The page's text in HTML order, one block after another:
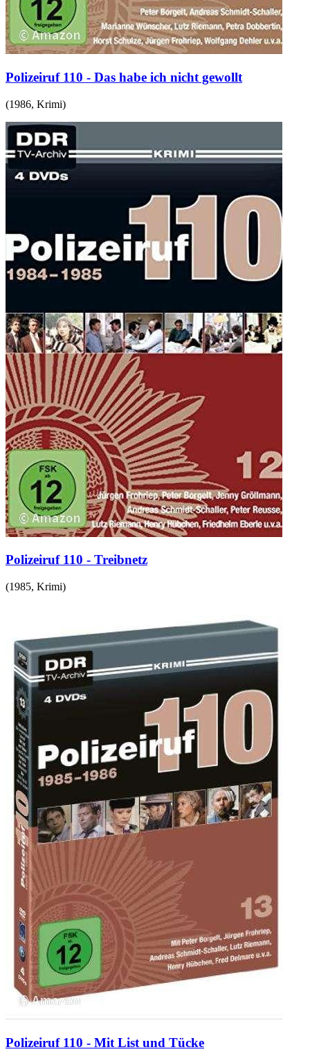
Polizeiruf 110 - Das habe ich nicht gewollt
(1986, Krimi)
Polizeiruf 110 - Treibnetz
(1985, Krimi)
Polizeiruf 110 - Mit List und Tücke